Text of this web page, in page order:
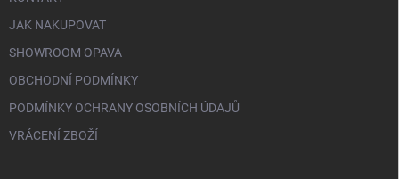
JAK NAKUPOVAT
SHOWROOM OPAVA
OBCHODNÍ PODMÍNKY
PODMÍNKY OCHRANY OSOBNÍCH ÚDAJŮ
VRÁCENÍ ZBOŽÍ